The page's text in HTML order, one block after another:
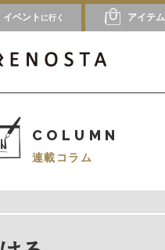
イベント に行く アイテム
COLUMN
連載コラム